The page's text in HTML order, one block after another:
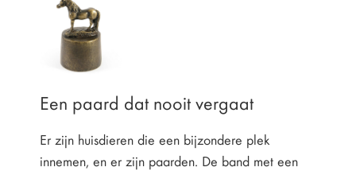
Een paard dat nooit vergaat
Er zijn huisdieren die een bijzondere plek
innemen, en er zijn paarden. De band met een